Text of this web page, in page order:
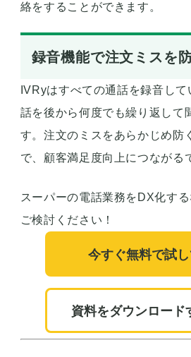
絡をすることができます。
録音機能で注文ミスを
IVRyはすべての通話を録音し
話を後から何度でも繰り返して
す。注文のミスをあらかじめ防
で、顧客満足度向上につながる
スーパーの電話業務をDX化す
ご検討ください！
今すぐ無料で試
資料をダウンロード